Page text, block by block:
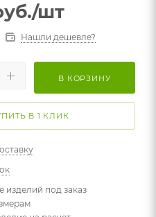
/шт
Нашли дешевле?
В КОРЗИНУ
В 1 КЛИК
изделий под заказ